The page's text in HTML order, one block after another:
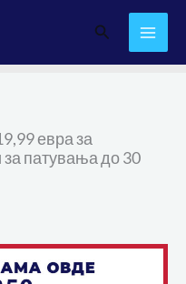
Search
евра за
за патувања до 30